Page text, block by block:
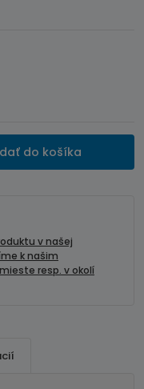
do košíka
v našej
k našim
resp. v okolí